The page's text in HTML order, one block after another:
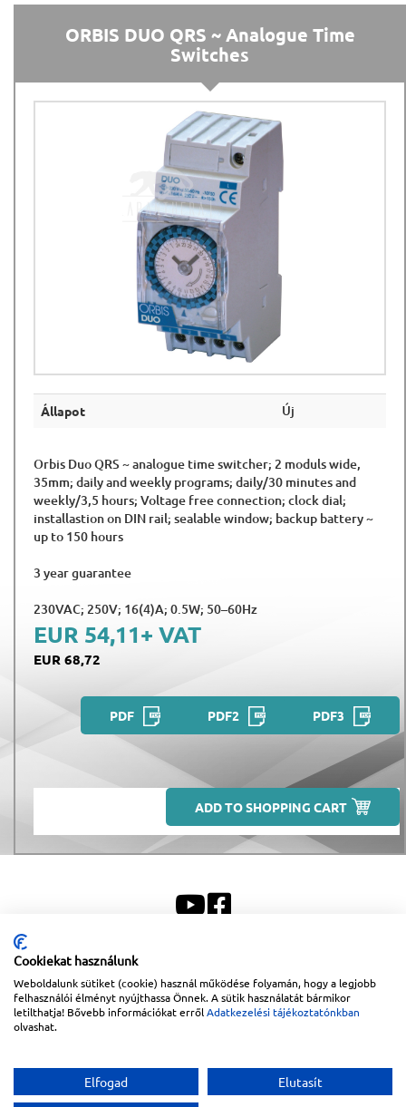
ORBIS DUO QRS ~ Analogue Time
Switches
Állapot Új
Orbis Duo QRS ~ analogue time switcher; 2 moduls wide,
35mm; daily and weekly programs; daily/30 minutes and
weekly/3,5 hours; Voltage free connection; clock dial;
installastion on DIN rail; sealable window; backup battery ~
up to 150 hours
3 year guarantee
230VAC; 250V; 16(4)A; 0.5W; 50–60Hz
EUR 54,11+ VAT
EUR 68,72
PDF PDF2 PDF3
ADD TO SHOPPING CART
Sitemap |About Us
Copyright © 2026Lapanthera Kft.Webbolt |1047Budapest,Váci út 15-19.|+36-30/539-
76-24|+36-1-613-5453|www.lapanthera.hu
Cookiekat használunk
Weboldalunk sütiket (cookie) használ működése folyamán, hogy a legjobb
felhasználói élményt nyújthassa Önnek. A sütik használatát bármikor
letilthatja! Bővebb információkat errőlAdatkezelési tájékoztatónkban
olvashat.
Elfogad Elutasít